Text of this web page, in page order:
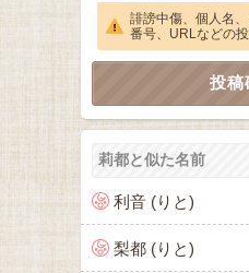
誹謗中傷、個人名
番号、URLなどの投
莉都と似た名前
利音 (りと)
梨都 (りと)